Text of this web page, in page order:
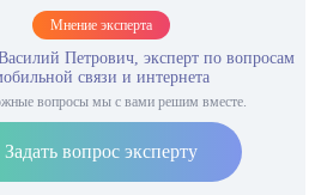
Мнение эксперта
Петрович, эксперт по вопросам
связи и интернета
вопросы мы с вами решим вместе.
Задать вопрос эксперту